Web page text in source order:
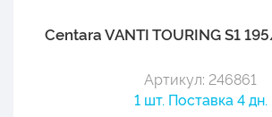
Centara VANTI TOURING S1
Артикул: 246861
1 шт. Поставка 4 дн.